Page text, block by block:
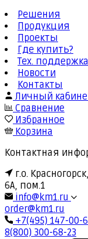
Решения
Продукция
Проекты
Где купить?
Тех. поддержка
Новости
Контакты
Личный
Сравнение
Избранное
Корзина
Контактная
г.о.
6А, пом.1
info@km1.ru
order@km1.ru
+7(495) 147-00-
8(800) 300-68-23